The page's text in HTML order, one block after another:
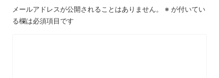
メールアドレスが公開されることはありません。 ※ が付いてい
る欄は必須項目です